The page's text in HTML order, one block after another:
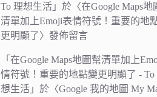
To 理想生活 」於〈在Google Maps地
清單加上Emoji表情符號！重要的地
更明顯了〉發佈留言
「在Google Maps地圖幫清單加上
情符號！重要的地點變更明顯了 - To
想生活 」於〈Google 我的地圖 My